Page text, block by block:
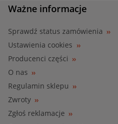
Ważne informacje
Sprawdź status zamówienia
Ustawienia cookies
Producenci części
O nas
Regulamin sklepu
Zwroty
Zgłoś reklamacje